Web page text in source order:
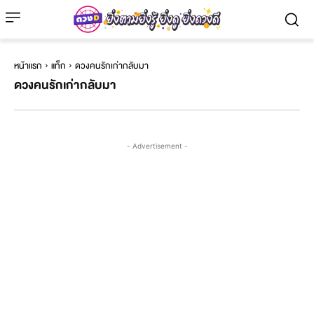
หน้าแรก แท็ก ดวงคนรักเก่ากลับมา
ดวงคนรักเก่ากลับมา
- Advertisement -